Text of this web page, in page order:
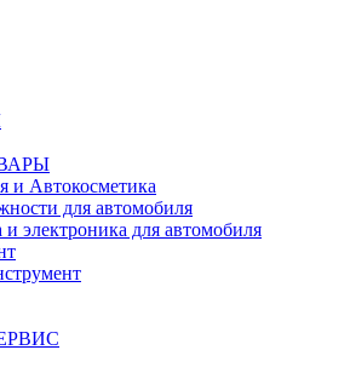
и Автокосметика
для автомобиля
и электроника для автомобиля